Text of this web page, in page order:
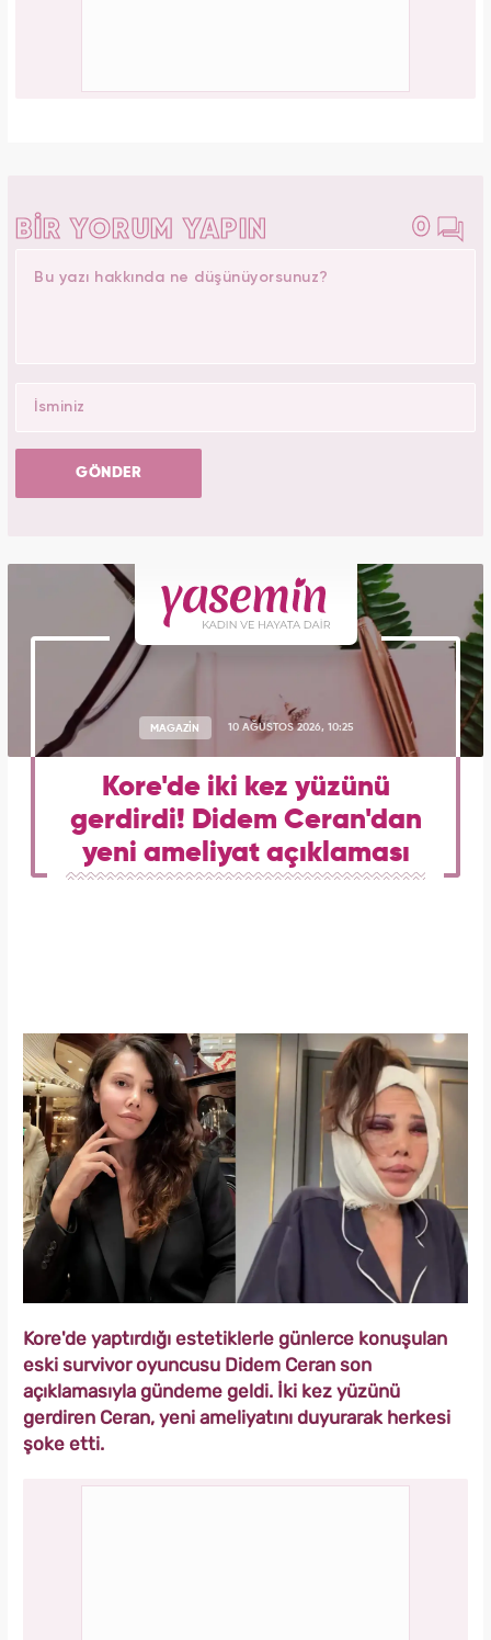
BİR YORUM YAPIN 0
GÖNDER
MAGAZİN 10 AĞUSTOS 2026, 10:25
Kore'de iki kez yüzünü
gerdirdi! Didem Ceran'dan
yeni ameliyat açıklaması
Kore'de yaptırdığı estetiklerle günlerce konuşulan
eski survivor oyuncusu Didem Ceran son
açıklamasıyla gündeme geldi. İki kez yüzünü
gerdiren Ceran, yeni ameliyatını duyurarak herkesi
şoke etti.